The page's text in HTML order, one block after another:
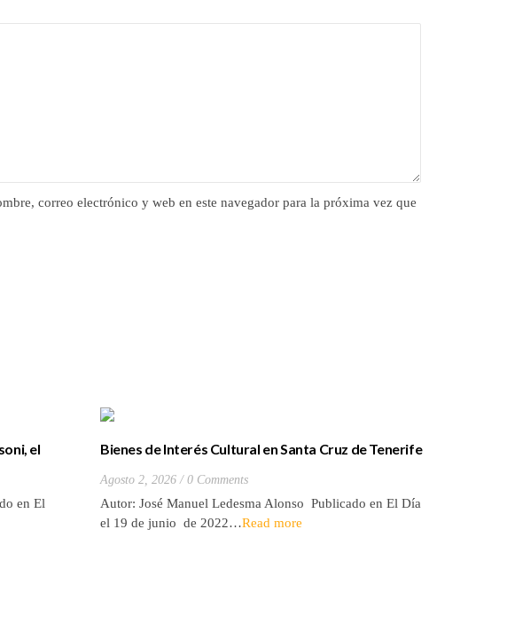
correo electrónico y web en este navegador para la próxima vez que
el
en El
Bienes de Interés Cultural en Santa Cruz de Tenerife
Agosto 2, 2026 0 Comments
Autor: José Manuel Ledesma Alonso Publicado en El Día
el 19 de junio de 2022…Read more